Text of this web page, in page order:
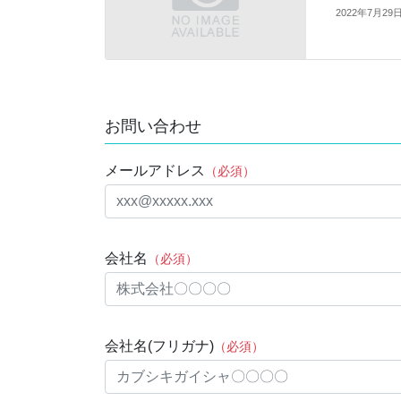
2022年7月29日
お問い合わせ
メールアドレス （必須）
会社名 （必須）
会社名(フリガナ) （必須）